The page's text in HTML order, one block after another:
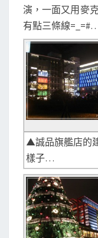
演，一面又用麥
有點三條線
▲誠品旗艦店的
樣子…